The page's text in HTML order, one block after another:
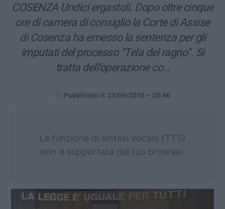
COSENZA Undici ergastoli. Dopo oltre cinque
ore di camera di consiglio la Corte di Assise
di Cosenza ha emesso la sentenza per gli
imputati del processo “Tela del ragno”. Si
tratta dell’operazione co…
Pubblicato il: 23/09/2016 – 20:46
La funzione di sintesi vocale (TTS)
non è supportata dal tuo browser.